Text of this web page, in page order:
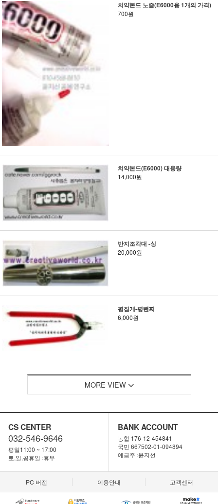
치약본드 노즐(E6000용 1개의 가격)
700원
치약본드(E6000) 대용량
14,000원
반지조각대 -싱
20,000원
평집게-평뺀찌
6,000원
MORE VIEW
CS CENTER
032-546-9646
평일11:00 ~ 17:00
토,일,공휴일 :휴무
BANK ACCOUNT
농협 176-12-454841
국민 667502-01-094894
예금주 :윤지선
PC 버전 이용안내 고객센터